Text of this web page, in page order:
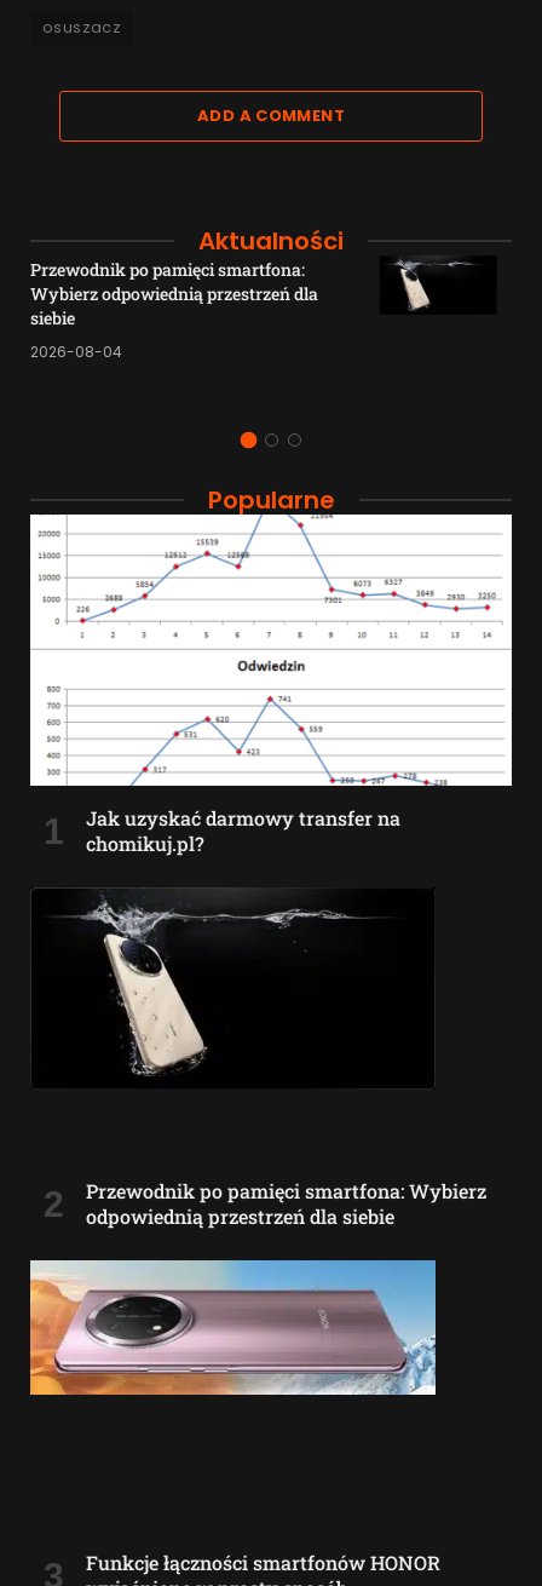
osuszacz
ADD A COMMENT
Aktualności
Przewodnik po pamięci smartfona:
Wybierz odpowiednią przestrzeń dla
siebie
2026-08-04
Popularne
Jak uzyskać darmowy transfer na
chomikuj.pl?
Przewodnik po pamięci smartfona: Wybierz
odpowiednią przestrzeń dla siebie
Funkcje łączności smartfonów HONOR